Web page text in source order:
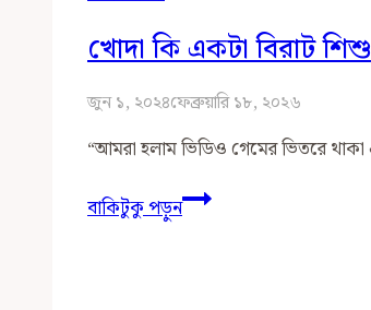
এবসলিউট
এন্টিটি
হতে
খোদা কি একটা বিরাট
জুন ১, ২০২৪ফেব্রুয়ারি ১৮, ২০২৬
“আমরা হলাম ভিডিও গেমের ভিতরে
বাকিটুকু পড়ুনখোদা
কি